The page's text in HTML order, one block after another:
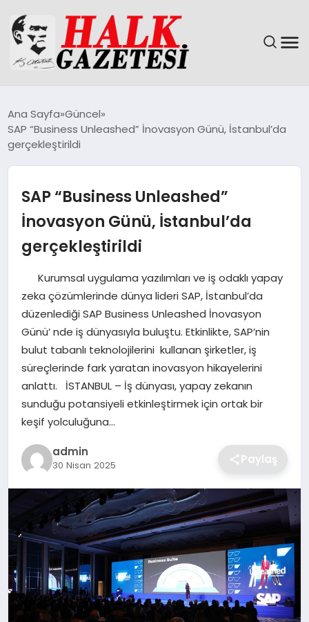
DÜNYA
EKONOMI
MAGAZIN
SAĞLIK
SIYASET
SPOR
TEKNOLOJI
YAŞAM
Ana Sayfa Güncel
SAP “Business Unleashed” İnovasyon Günü, İstanbul’da
gerçekleştirildi
SAP “Business Unleashed”
İnovasyon Günü, İstanbul’da
gerçekleştirildi
Kurumsal uygulama yazılımları ve iş odaklı yapay
zeka çözümlerinde dünya lideri SAP, İstanbul’da
düzenlediği SAP Business Unleashed İnovasyon
Günü’ nde iş dünyasıyla buluştu. Etkinlikte, SAP’nin
bulut tabanlı teknolojilerini kullanan şirketler, iş
süreçlerinde fark yaratan inovasyon hikayelerini
anlattı. İSTANBUL – İş dünyası, yapay zekanın
sunduğu potansiyeli etkinleştirmek için ortak bir
keşif yolculuğuna…
admin
30 Nisan 2025 Paylaş